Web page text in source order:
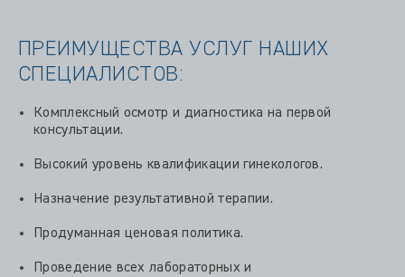
ПРЕИМУЩЕСТВА УСЛУГ НАШИХ
СПЕЦИАЛИСТОВ:
Комплексный осмотр и диагностика на первой
консультации.
Высокий уровень квалификации гинекологов.
Назначение результативной терапии.
Продуманная ценовая политика.
Проведение всех лабораторных и